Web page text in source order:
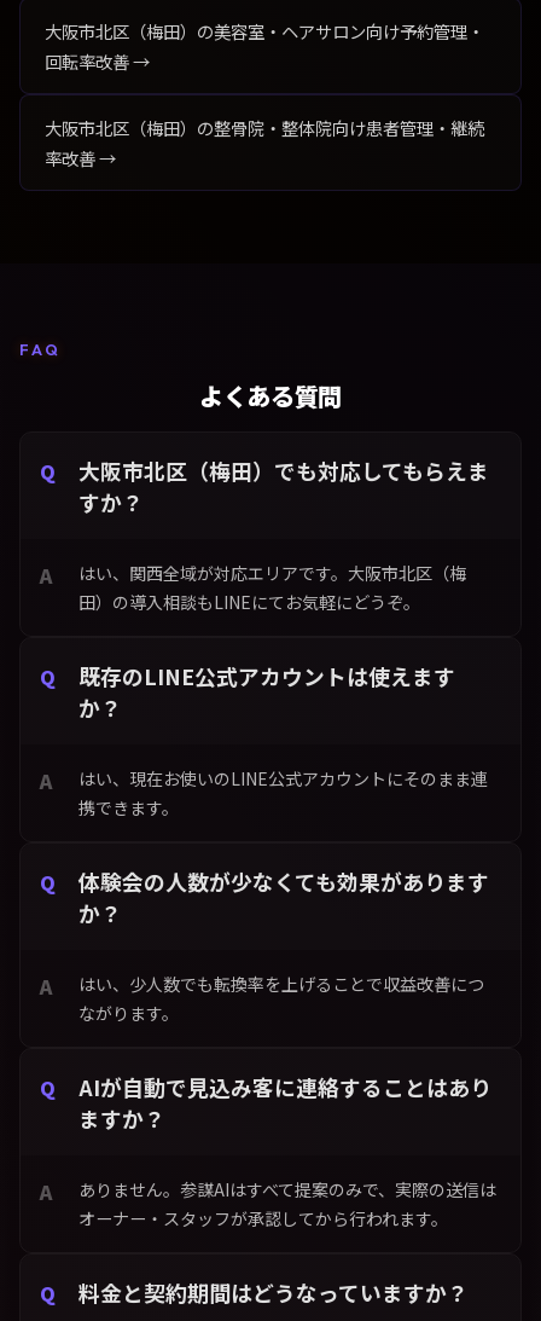
大阪市北区（梅田）の美容室・ヘアサロン向け予約管理・
回転率改善 →
大阪市北区（梅田）の整骨院・整体院向け患者管理・継続
率改善 →
FAQ
よくある質問
大阪市北区（梅田）でも対応してもらえま
すか？
はい、関西全域が対応エリアです。大阪市北区（梅
田）の導入相談もLINEにてお気軽にどうぞ。
既存のLINE公式アカウントは使えます
か？
はい、現在お使いのLINE公式アカウントにそのまま連
携できます。
体験会の人数が少なくても効果があります
か？
はい、少人数でも転換率を上げることで収益改善につ
ながります。
AIが自動で見込み客に連絡することはあり
ますか？
ありません。参謀AIはすべて提案のみで、実際の送信は
オーナー・スタッフが承認してから行われます。
料金と契約期間はどうなっていますか？